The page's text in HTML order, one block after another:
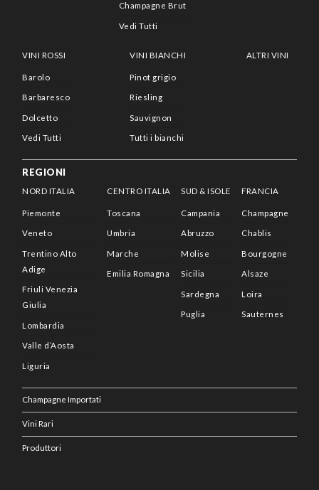
Champagne Brut
Vedi Tutti
VINI ROSSI
Barolo
Barbaresco
Dolcetto
Vedi Tutti
VINI BIANCHI
Pinot grigio
Riesling
Sauvignon
Tutti i bianchi
ALTRI VINI
REGIONI
NORD ITALIA
Piemonte
Veneto
Trentino Alto
Adige
Friuli Venezia
Giulia
Lombardia
Valle d’Aosta
Liguria
CENTRO ITALIA
Toscana
Umbria
Marche
Emilia Romagna
SUD & ISOLE
Campania
Abruzzo
Molise
Sicilia
Sardegna
Puglia
FRANCIA
Champagne
Chablis
Bourgogne
Alsaze
Loira
Sauternes
Champagne Importati
Vini Rari
Produttori